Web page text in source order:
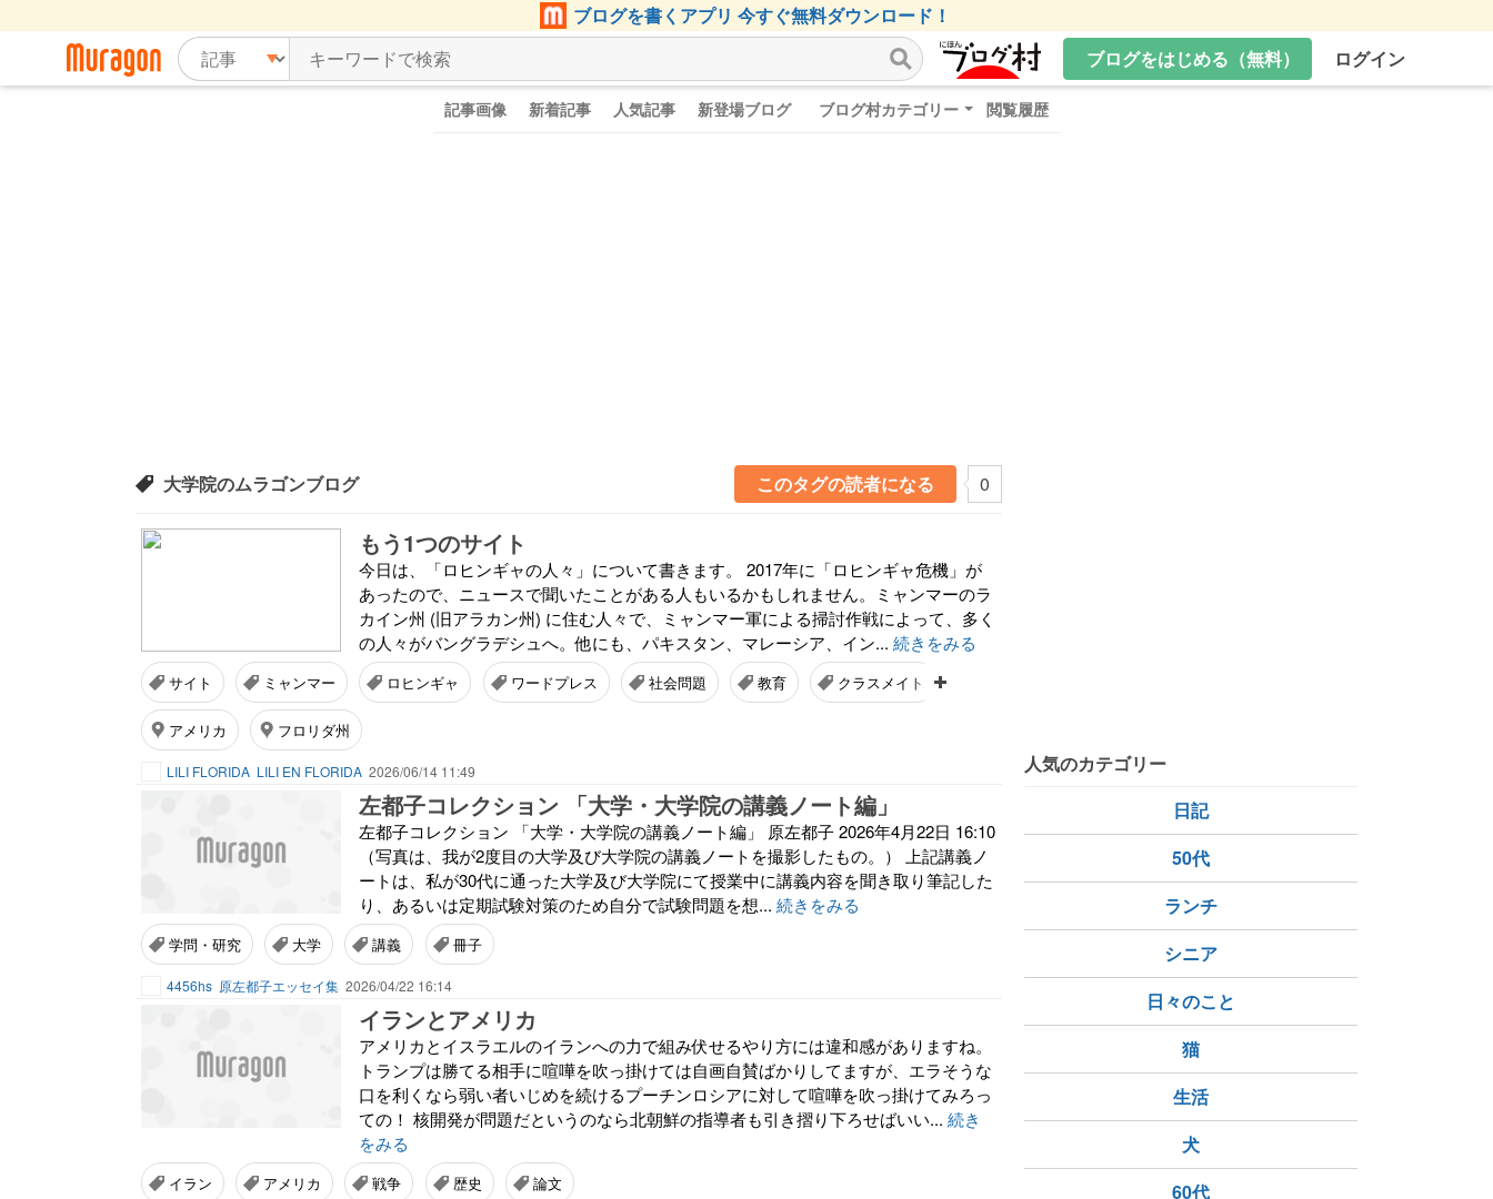
ブログを書くアプリ 今すぐ無料ダウンロード！
ブログをはじめる（無料）
ログイン
記事画像 新着記事 人気記事 新登場ブログ ブログ村カテゴリー 閲覧履歴
大学院のムラゴンブログ このタグの読者になる 0
もう1つのサイト
今日は、「ロヒンギャの人々」について書きます。 2017年に「ロヒンギャ危機」が
あったので、ニュースで聞いたことがある人もいるかもしれません。ミャンマーのラ
カイン州 (旧アラカン州) に住む人々で、ミャンマー軍による掃討作戦によって、多く
の人々がバングラデシュへ。他にも、パキスタン、マレーシア、イン... 続きをみる
サイト ミャンマー ロヒンギャ ワードプレス 社会問題 教育 クラスメイト
アメリカ フロリダ州
LILI FLORIDA LILI EN FLORIDA 2026/06/14 11:49
左都子コレクション 「大学・大学院の講義ノート編」
左都子コレクション 「大学・大学院の講義ノート編」 原左都子 2026年4月22日 16:10
（写真は、我が2度目の大学及び大学院の講義ノートを撮影したもの。） 上記講義ノ
ートは、私が30代に通った大学及び大学院にて授業中に講義内容を聞き取り筆記した
り、あるいは定期試験対策のため自分で試験問題を想... 続きをみる
学問・研究 大学 講義 冊子
4456hs 原左都子エッセイ集 2026/04/22 16:14
イランとアメリカ
アメリカとイスラエルのイランへの力で組み伏せるやり方には違和感がありますね。
トランプは勝てる相手に喧嘩を吹っ掛けては自画自賛ばかりしてますが、エラそうな
口を利くなら弱い者いじめを続けるプーチンロシアに対して喧嘩を吹っ掛けてみろっ
ての！ 核開発が問題だというのなら北朝鮮の指導者も引き摺り下ろせばいい... 続き
をみる
イラン アメリカ 戦争 歴史 論文
人気のカテゴリー
日記
50代
ランチ
シニア
日々のこと
猫
生活
犬
60代